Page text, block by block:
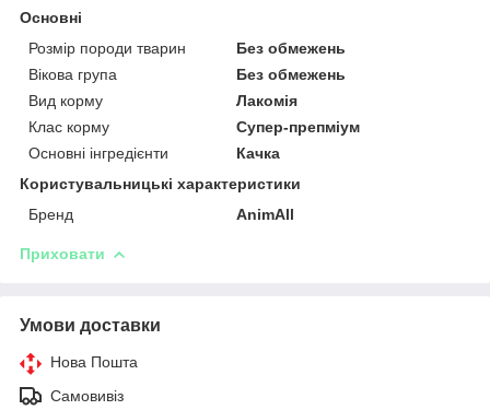
Основні
Розмір породи тварин
Без обмежень
Вікова група
Без обмежень
Вид корму
Лакомія
Клас корму
Супер-препміум
Основні інгредієнти
Качка
Користувальницькі характеристики
Бренд
AnimAll
Приховати
Умови доставки
Нова Пошта
Самовивіз